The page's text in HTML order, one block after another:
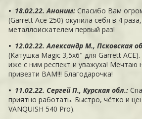
• 18.02.22. Аноним:Спасибо Вам
(Garrett Ace 250) окупила себя в 4
металлоискателем первый раз!
• 12.02.22. Александр М., Псковская
(Катушка Magic 3,5х6" для Garrett
иже с ним респект и уважуха! Мечтаю
привезти ВАМ!!! Благодарочка!
• 11.02.22. Сергей П., Курская обл.:
приятно работать. Быстро, чётко и
VANQUISH 540 Pro).